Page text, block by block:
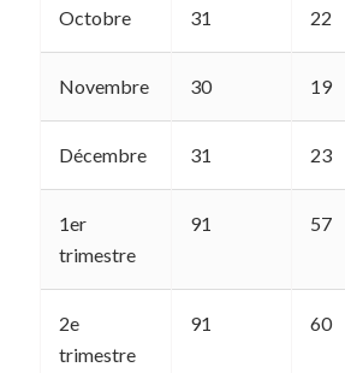
Octobre 31 22
Novembre 30 19
Décembre 31 23
1er
trimestre
91 57
2e
trimestre
91 60